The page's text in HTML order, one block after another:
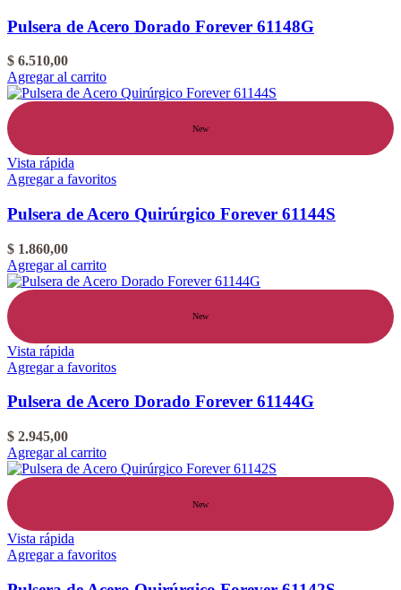
Pulsera de Acero Dorado Forever 61148G
$ 6.510,00
Agregar al carrito
New
Vista rápida
Agregar a favoritos
Pulsera de Acero Quirúrgico Forever 61144S
$ 1.860,00
Agregar al carrito
New
Vista rápida
Agregar a favoritos
Pulsera de Acero Dorado Forever 61144G
$ 2.945,00
Agregar al carrito
New
Vista rápida
Agregar a favoritos